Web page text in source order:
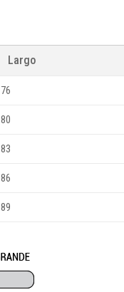
Largo
76
80
83
86
89